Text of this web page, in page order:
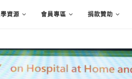
資源 會員專區 捐款贊助